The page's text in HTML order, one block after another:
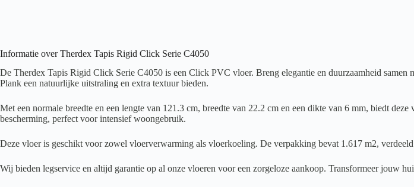
Informatie over Therdex Tapis Rigid Click Serie C4050
De Therdex Tapis Rigid Click Serie C4050 is een Click PVC vloer. Breng elegantie en duurzaamheid
Plank een natuurlijke uitstraling en extra textuur bieden.
Met een normale breedte en een lengte van 121.3 cm, breedte van 22.2 cm en een dikte van 6 mm, biedt
bescherming, perfect voor intensief woongebruik.
Deze vloer is geschikt voor zowel vloerverwarming als vloerkoeling. De verpakking bevat 1.617 m2,
Wij bieden legservice en altijd garantie op al onze vloeren voor een zorgeloze aankoop. Transformeer jouw